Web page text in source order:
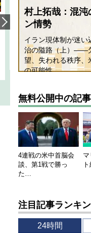
韓国にも理解してほ
1905年体制」におけ
全保障協力の意味
千々和泰明
2026年5月15日
村上拓哉：混沌
ン情勢
イラン現体制が迷い
治の隘路（上）――
望、失われる秩序、
の可能性
無料公開中の記事
4連戦の米中首脳会
談、第1戦で勝っ
た…
注目記事ランキ
24時間